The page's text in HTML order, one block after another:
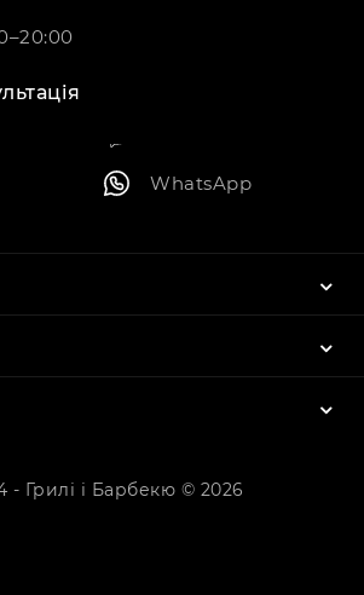
WhatsApp
- Грилі і Барбекю © 2026